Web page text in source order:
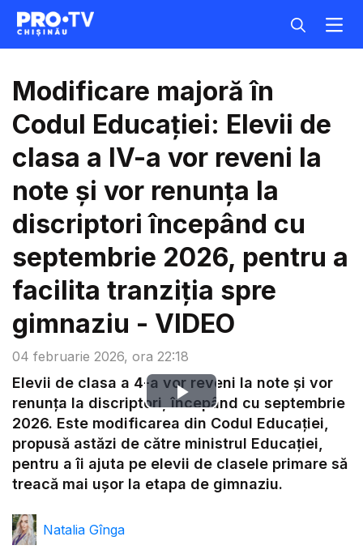
04 februarie 2026, ora 22:18
Modificare majoră în
Codul Educației: Elevii de
clasa a IV-a vor reveni la
note și vor renunța la
discriptori începând cu
septembrie 2026, pentru a
facilita tranziția spre
gimnaziu - VIDEO
Play
Video
Elevii de clasa a 4-a vor reveni la note și vor
renunța la discriptori, începând cu septembrie
2026. Este modificarea din Codul Educației,
propusă astăzi de către ministrul Educației,
pentru a îi ajuta pe elevii de clasele primare să
treacă mai ușor la etapa de gimnaziu.
Natalia Gînga